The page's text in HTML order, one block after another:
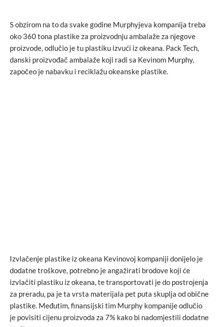
S obzirom na to da svake godine Murphyjeva kompanija treba
oko 360 tona plastike za proizvodnju ambalaže za njegove
proizvode, odlučio je tu plastiku izvući iz okeana. Pack Tech,
danski proizvođač ambalaže koji radi sa Kevinom Murphy,
započeo je nabavku i reciklažu okeanske plastike.
Izvlačenje plastike iz okeana Kevinovoj kompaniji donijelo je
dodatne troškove, potrebno je angažirati brodove koji će
izvlačiti plastiku iz okeana, te transportovati je do postrojenja
za preradu, pa je ta vrsta materijala pet puta skuplja od obične
plastike. Međutim, finansijski tim Murphy kompanije odlučio
je povisiti cijenu proizvoda za 7% kako bi nadomjestili dodatne